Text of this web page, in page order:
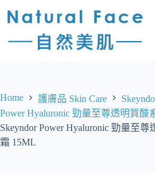
Home 護膚品 Skin Care
Power Hyaluronic 勁量至尊透明質酸
Skeyndor Power Hyaluronic 勁量至
霜 15ML